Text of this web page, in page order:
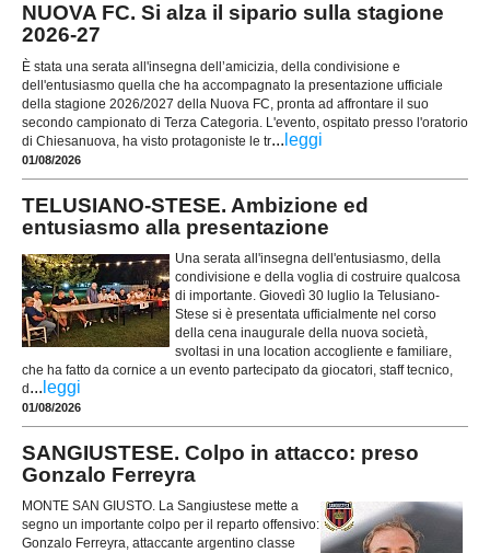
NUOVA FC. Si alza il sipario sulla stagione
2026-27
È stata una serata all'insegna dell’amicizia, della condivisione e
dell'entusiasmo quella che ha accompagnato la presentazione ufficiale
della stagione 2026/2027 della Nuova FC, pronta ad affrontare il suo
secondo campionato di Terza Categoria. L'evento, ospitato presso l'oratorio
di Chiesanuova, ha visto protagoniste le tr... leggi
01/08/2026
TELUSIANO-STESE. Ambizione ed
entusiasmo alla presentazione
Una serata all'insegna dell'entusiasmo, della
condivisione e della voglia di costruire qualcosa
di importante. Giovedì 30 luglio la Telusiano-
Stese si è presentata ufficialmente nel corso
della cena inaugurale della nuova società,
svoltasi in una location accogliente e familiare,
che ha fatto da cornice a un evento partecipato da giocatori, staff tecnico,
d ... leggi
01/08/2026
SANGIUSTESE. Colpo in attacco: preso
Gonzalo Ferreyra
MONTE SAN GIUSTO. La Sangiustese mette a
segno un importante colpo per il reparto offensivo:
Gonzalo Ferreyra, attaccante argentino classe